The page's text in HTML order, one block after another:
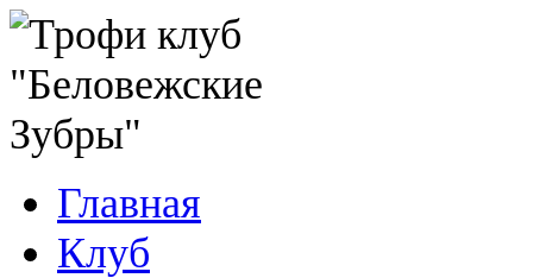
Главная
Клуб